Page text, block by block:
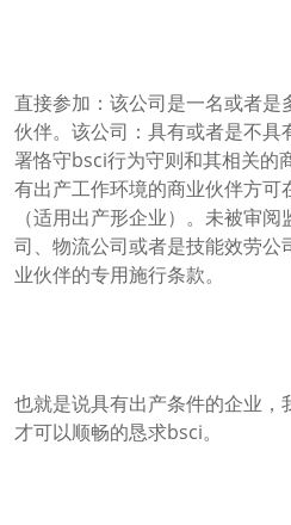
直接参加：该公司是一名或者
伙伴。该公司：具有或者是不
署恪守bsci行为守则和其相关的
有出产工作环境的商业伙伴方
（适用出产形企业）。未被审
司、物流公司或者是技能效劳
业伙伴的专用施行条款。
也就是说具有出产条件的企业，
才可以顺畅的恳求bsci。